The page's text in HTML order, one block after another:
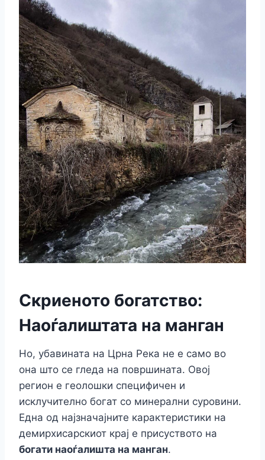
Скриеното богатство:
Наоѓалиштата на манган
Но, убавината на Црна Река не е само во
она што се гледа на површината. Овој
регион е геолошки специфичен и
исклучително богат со минерални суровини.
Една од најзначајните карактеристики на
демирхисарскиот крај е присуството на
богати наоѓалишта на манган.